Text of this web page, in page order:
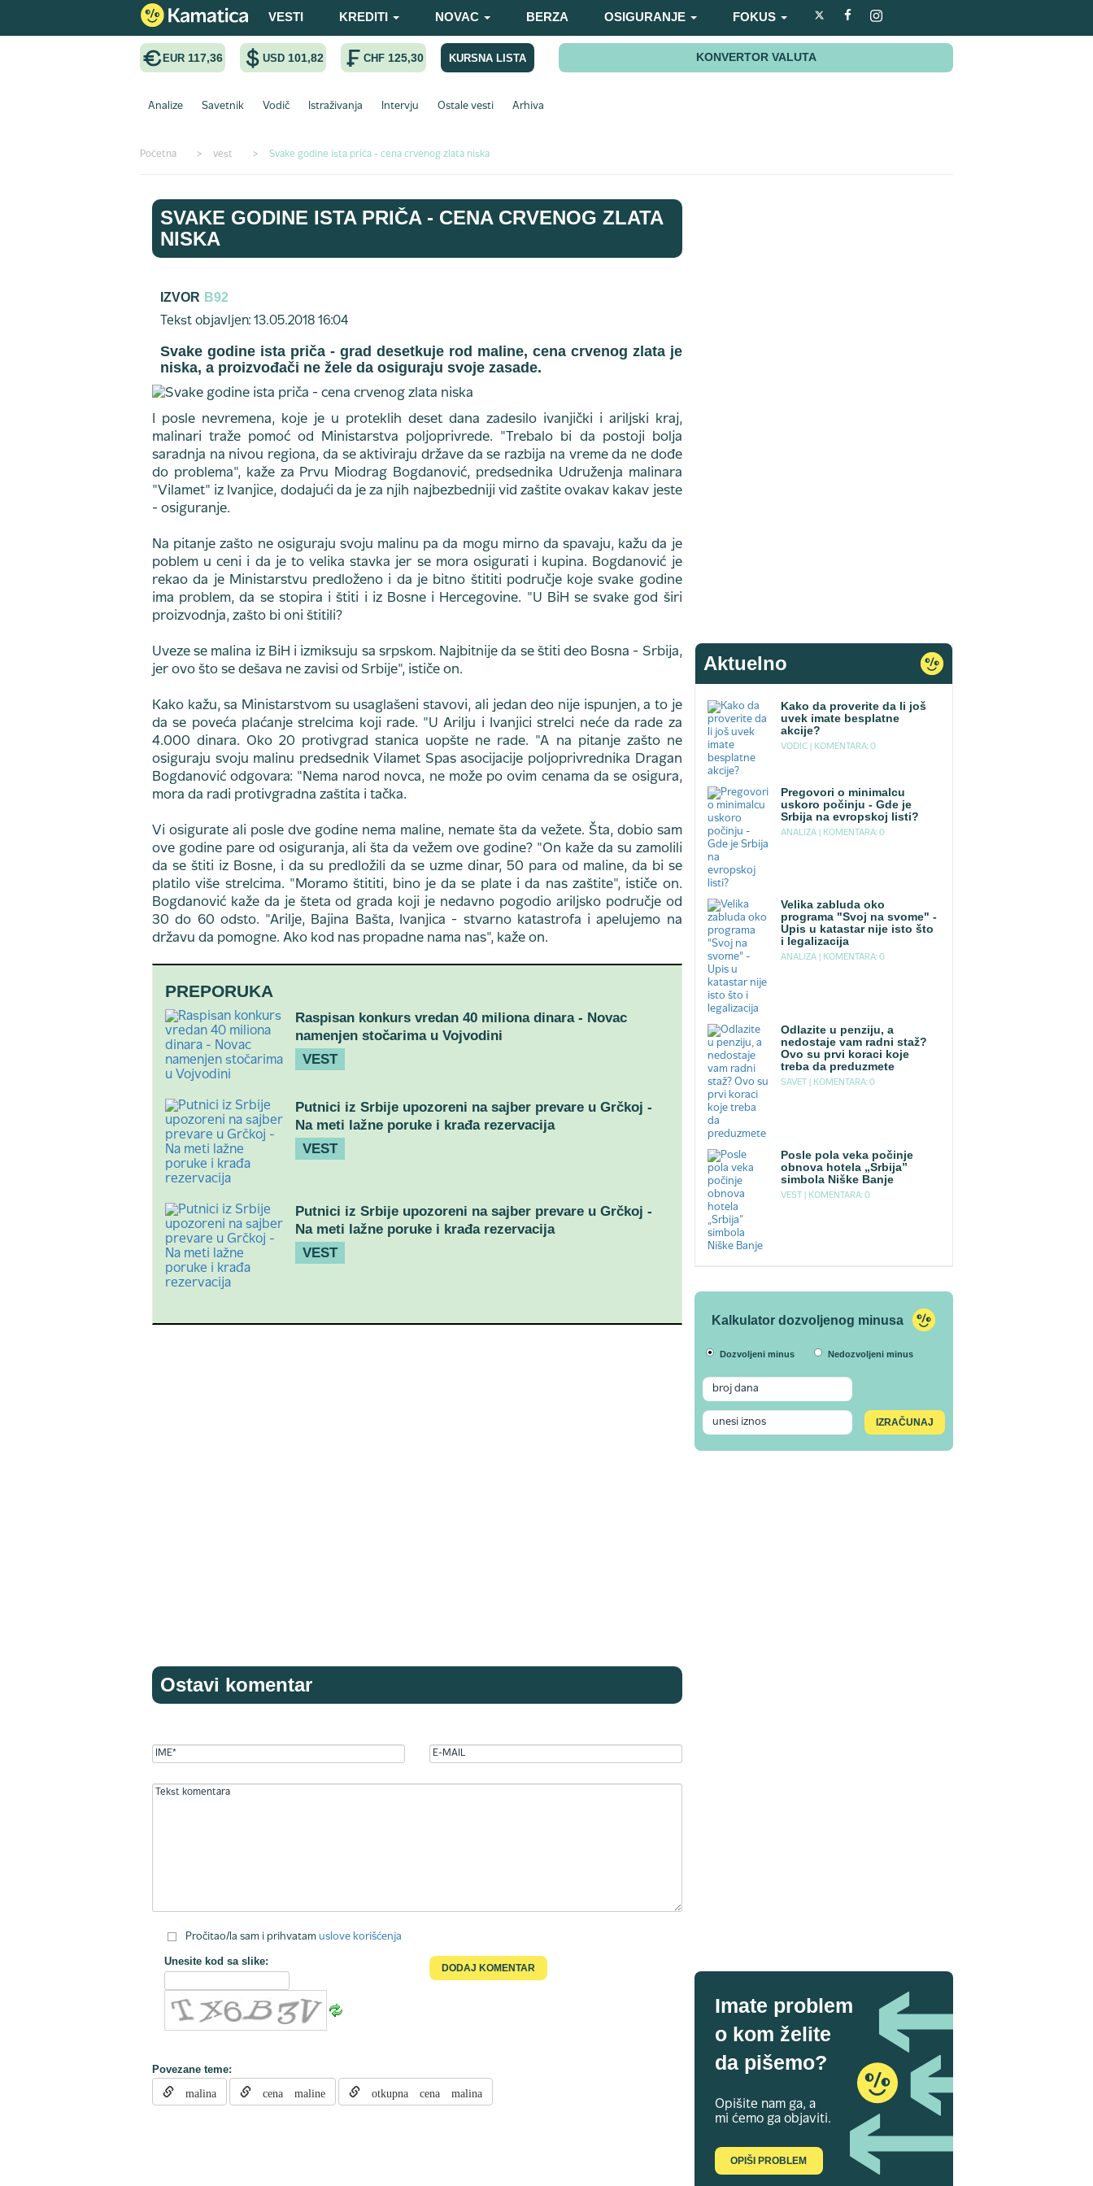
VESTI KREDITI NOVAC BERZA OSIGURANJE FOKUS
EUR 117,36 USD 101,82 CHF 125,30 KURSNA LISTA KONVERTOR VALUTA
Analize Savetnik Vodič Istraživanja Intervju Ostale vesti Arhiva
Početna > vest > Svake godine ista priča - cena crvenog zlata niska
SVAKE GODINE ISTA PRIČA - CENA CRVENOG ZLATA
NISKA
IZVOR B92
Tekst objavljen: 13.05.2018 16:04
Svake godine ista priča - grad desetkuje rod maline, cena crvenog zlata je
niska, a proizvođači ne žele da osiguraju svoje zasade.
I posle nevremena, koje je u proteklih deset dana zadesilo ivanjički i ariljski kraj,
malinari traže pomoć od Ministarstva poljoprivrede. "Trebalo bi da postoji bolja
saradnja na nivou regiona, da se aktiviraju države da se razbija na vreme da ne dođe
do problema", kaže za Prvu Miodrag Bogdanović, predsednika Udruženja malinara
"Vilamet" iz Ivanjice, dodajući da je za njih najbezbedniji vid zaštite ovakav kakav jeste
- osiguranje.
Na pitanje zašto ne osiguraju svoju malinu pa da mogu mirno da spavaju, kažu da je
poblem u ceni i da je to velika stavka jer se mora osigurati i kupina. Bogdanović je
rekao da je Ministarstvu predloženo i da je bitno štititi područje koje svake godine
ima problem, da se stopira i štiti i iz Bosne i Hercegovine. "U BiH se svake god širi
proizvodnja, zašto bi oni štitili?
Uveze se malina iz BiH i izmiksuju sa srpskom. Najbitnije da se štiti deo Bosna - Srbija,
jer ovo što se dešava ne zavisi od Srbije", ističe on.
Kako kažu, sa Ministarstvom su usaglašeni stavovi, ali jedan deo nije ispunjen, a to je
da se poveća plaćanje strelcima koji rade. "U Arilju i Ivanjici strelci neće da rade za
4.000 dinara. Oko 20 protivgrad stanica uopšte ne rade. "A na pitanje zašto ne
osiguraju svoju malinu predsednik Vilamet Spas asocijacije poljoprivrednika Dragan
Bogdanović odgovara: "Nema narod novca, ne može po ovim cenama da se osigura,
mora da radi protivgradna zaštita i tačka.
Vi osigurate ali posle dve godine nema maline, nemate šta da vežete. Šta, dobio sam
ove godine pare od osiguranja, ali šta da vežem ove godine? "On kaže da su zamolili
da se štiti iz Bosne, i da su predložili da se uzme dinar, 50 para od maline, da bi se
platilo više strelcima. "Moramo štititi, bino je da se plate i da nas zaštite", ističe on.
Bogdanović kaže da je šteta od grada koji je nedavno pogodio ariljsko područje od
30 do 60 odsto. "Arilje, Bajina Bašta, Ivanjica - stvarno katastrofa i apelujemo na
državu da pomogne. Ako kod nas propadne nama nas", kaže on.
PREPORUKA
Raspisan konkurs vredan 40 miliona dinara - Novac
namenjen stočarima u Vojvodini
VEST
Putnici iz Srbije upozoreni na sajber prevare u Grčkoj -
Na meti lažne poruke i krađa rezervacija
VEST
Putnici iz Srbije upozoreni na sajber prevare u Grčkoj -
Na meti lažne poruke i krađa rezervacija
VEST
Ostavi komentar
Pročitao/la sam i prihvatam uslove korišćenja
Unesite kod sa slike:
Povezane teme:
malina cena maline otkupna cena malina
Aktuelno
Kako da proverite da li još
uvek imate besplatne
akcije?
VODIC | KOMENTARA: 0
Pregovori o minimalcu
uskoro počinju - Gde je
Srbija na evropskoj listi?
ANALIZA | KOMENTARA: 0
Velika zabluda oko
programa "Svoj na svome" -
Upis u katastar nije isto što
i legalizacija
ANALIZA | KOMENTARA: 0
Odlazite u penziju, a
nedostaje vam radni staž?
Ovo su prvi koraci koje
treba da preduzmete
SAVET | KOMENTARA: 0
Posle pola veka počinje
obnova hotela „Srbija”
simbola Niške Banje
VEST | KOMENTARA: 0
Kalkulator dozvoljenog minusa
Dozvoljeni minus Nedozvoljeni minus
Imate problem
o kom želite
da pišemo?
Opišite nam ga, a
mi ćemo ga objaviti.
OPIŠI PROBLEM